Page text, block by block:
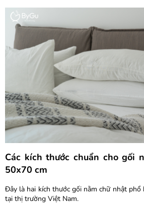
Các kích thước chuẩn cho gối
50x70 cm
Đây là hai kích thước gối nằm chữ nhật
tại thị trường Việt Nam.